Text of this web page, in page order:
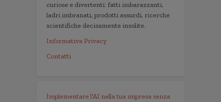
curiose e divertenti: fatti imbarazzanti,
ladri imbranati, prodotti assurdi, ricerche
scientifiche decisamente insolite.
Informativa Privacy
Contatti
Implementare l'AI nella tua impresa senza